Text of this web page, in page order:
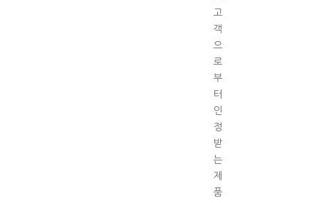
고
객
으
로
부
터
인
정
받
는
제
품